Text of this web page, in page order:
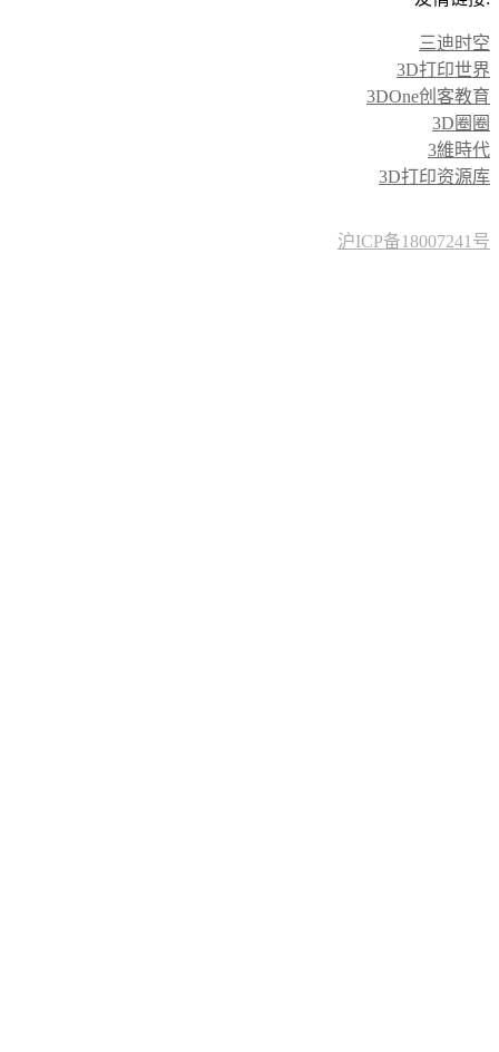
三迪时空
3D打印世界
3DOne创客教育
3D圈圈
3維時代
3D打印资源库
沪ICP备18007241号